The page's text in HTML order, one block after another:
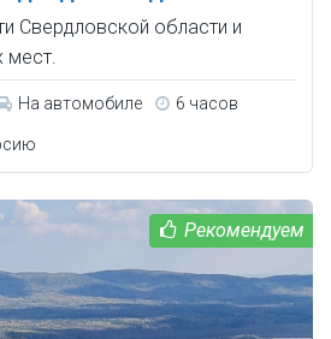
Свердловской области и
мест.
На автомобиле 6 часов